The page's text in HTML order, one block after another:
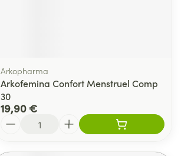
Arkopharma
Arkofemina Confort Menstruel Comp
30
19,90 €